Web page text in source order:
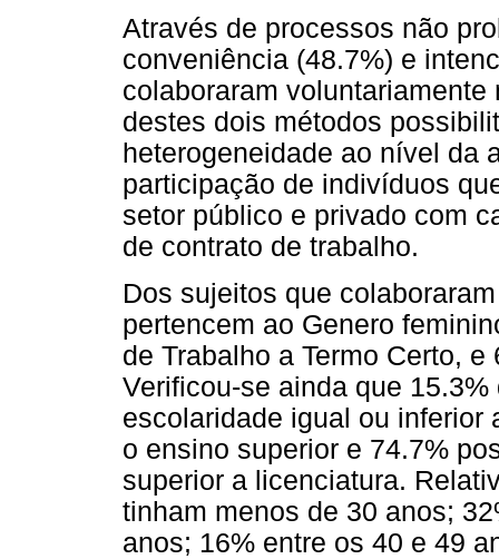
Através de processos não
conveniência (48.7%) e
colaboraram
destes dois métodos
heterogeneidade ao nível da
participação de indivíduos
setor público e privado com
de contrato de trabalho.
Dos sujeitos que
pertencem ao Genero
de Trabalho a Termo Certo,
Verificou-se ainda que
escolaridade igual ou inferior
o ensino superior e 74.7%
superior a licenciatura.
tinham menos de 30 anos;
anos; 16% entre os 40 e 49